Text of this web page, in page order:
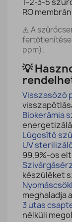
RO
⚠️ A
fertőtlenítése
ppm).
💡
Visszasózó
Biokerámia
Lúgosító
UV
99,9%-os
készüléket
meghaladja
3 utas
nélküli